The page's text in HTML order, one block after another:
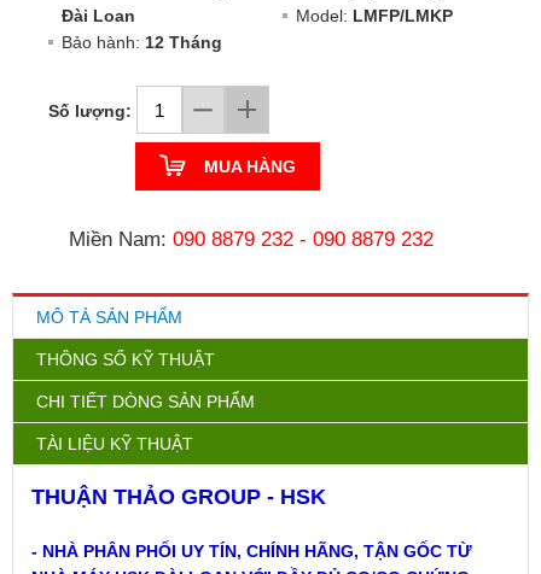
Đài Loan
Model: LMFP/LMKP
Bảo hành: 12 Tháng
Số lượng:
MUA HÀNG
Miền Nam: 090 8879 232 - 090 8879 232
MÔ TẢ SẢN PHẨM
THÔNG SỐ KỸ THUẬT
CHI TIẾT DÒNG SẢN PHẨM
TÀI LIỆU KỸ THUẬT
THUẬN THẢO GROUP - HSK
- NHÀ PHÂN PHỐI UY TÍN, CHÍNH HÃNG, TẬN GỐC TỪ